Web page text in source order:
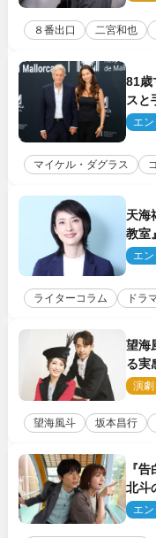
８番出口 二宮和也
81歳
スと
エン
マイケル・ダグラス
天海
教室
エン
ライターコラム ドラ
望海
る実
原動
演劇
望海風斗 坂本昌行
『告
北斗
エン